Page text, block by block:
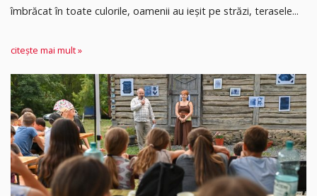
îmbrăcat în toate culorile, oamenii au ieșit pe străzi, terasele...
citește mai mult »